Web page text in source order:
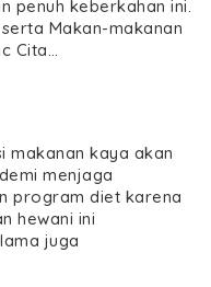
penuh keberkahan ini.
Makan-makanan
Cita…
makanan kaya akan
menjaga
program diet karena
hewani ini
juga